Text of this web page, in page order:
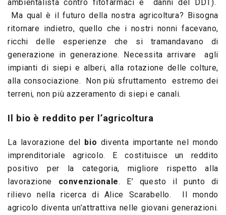
ambientalista contro fitofarmaci e danni del DDT).
Ma qual è il futuro della nostra agricoltura? Bisogna
ritornare indietro, quello che i nostri nonni facevano,
ricchi delle esperienze che si tramandavano di
generazione in generazione. Necessita arrivare agli
impianti di siepi e alberi, alla rotazione delle colture,
alla consociazione. Non più sfruttamento estremo dei
terreni, non più azzeramento di siepi e canali.
Il bio è reddito per l’agricoltura
La lavorazione del bio diventa importante nel mondo
imprenditoriale agricolo. E costituisce un reddito
positivo per la categoria, migliore rispetto alla
lavorazione convenzionale. E’ questo il punto di
rilievo nella ricerca di Alice Scarabello. Il mondo
agricolo diventa un’attrattiva nelle giovani generazioni.